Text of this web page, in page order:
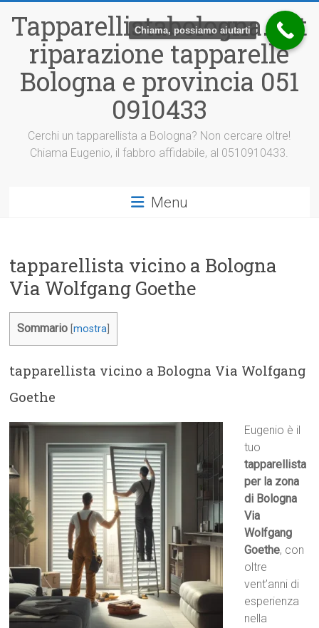
contenuto
Tapparellistabologna.net
riparazione tapparelle
Bologna e provincia 051
0910433
Cerchi un tapparellista a Bologna? Non cercare oltre!
Chiama Eugenio, il fabbro affidabile, al 0510910433.
Menu
tapparellista vicino a Bologna
Via Wolfgang Goethe
Sommario [mostra
tapparellista vicino a Bologna Via Wolfgang
Goethe
Eugenio è il
tuo
tapparellista
per la zona
di Bologna
Via
Wolfgang
Goethe, con
oltre
vent’anni di
esperienza
nella
Chiama, possiamo aiutarti